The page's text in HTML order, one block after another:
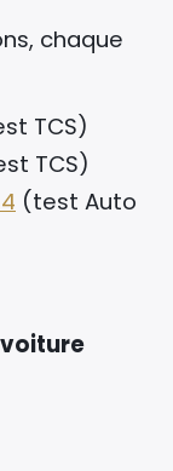
chaque
TCS)
TCS)
(test Auto